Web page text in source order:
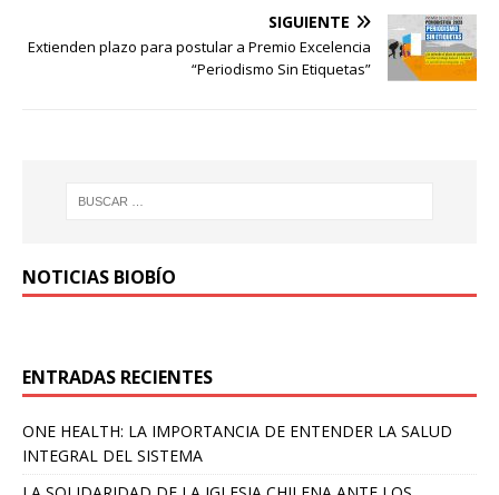
SIGUIENTE
Extienden plazo para postular a Premio Excelencia
“Periodismo Sin Etiquetas”
NOTICIAS BIOBÍO
ENTRADAS RECIENTES
ONE HEALTH: LA IMPORTANCIA DE ENTENDER LA SALUD
INTEGRAL DEL SISTEMA